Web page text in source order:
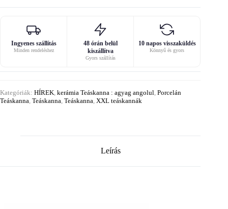
Ingyenes szállítás
Minden rendeléshez
48 órán belül
kiszállítva
Gyors szállítás
10 napos visszaküldés
Könnyű és gyors
Kategóriák: HÍREK kerámia Teáskanna : agyag angolul Porcelán
Teáskanna Teáskanna Teáskanna XXL teáskannák
Leírás